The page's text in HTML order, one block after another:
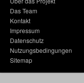
Das Team
Kontakt
Impressum
Datenschutz
Nutzungsbedingungen
Sitemap